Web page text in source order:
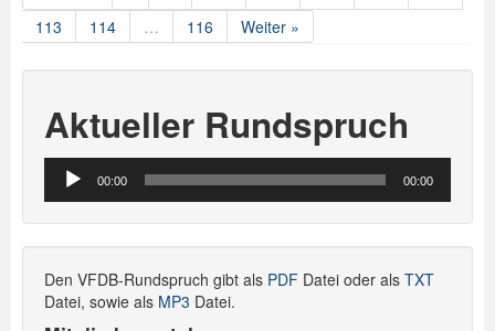
113
114 … 116 Weiter »
Aktueller Rundspruch
Audio-
Player
00:00 00:00
Den VFDB-Rundspruch gibt als PDF Datei oder als TXT
Datei, sowie als MP3 Datei.